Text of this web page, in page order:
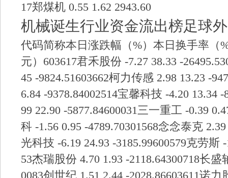
17郑煤机 0.55 1.62 2943.60
机械诞生行业资金流出榜足球
代码简称本日涨跌幅（%）本日换手率（
元）603617君禾股份 -7.27 38.33 -
45 -9824.51603662柯力传感 2.98 13.23 -
6.84 -9378.84002514宝馨科技 -4.20 13.34
99 22.90 -5877.84600031三一重工 -0.39
科 -1.56 0.95 -4789.70301568念念泰克
光科技 -6.19 24.93 -3185.99600579克劳斯
53杰瑞股份 4.70 1.93 -2118.64300718长盛
0083创世纪 1.51 2.44 -2028.86603611诺力